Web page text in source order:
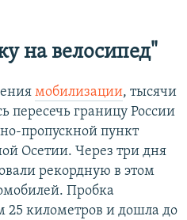
на велосипед"
мобилизации, тысячи
пересечь границу России
пропускной пункт
Осетии. Через три дня
рекордную в этом
Пробка
25 километров и дошла до